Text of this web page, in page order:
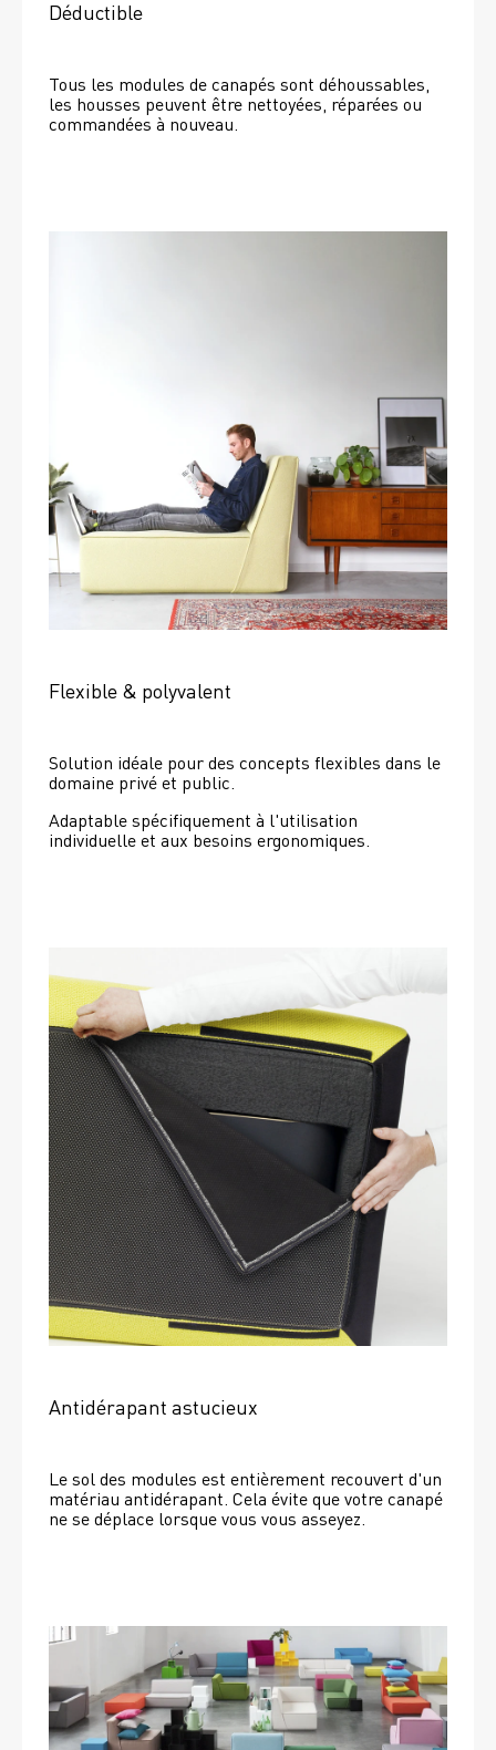
Déductible
Tous les modules de canapés sont déhoussables,
les housses peuvent être nettoyées, réparées ou
commandées à nouveau.
Flexible & polyvalent
Solution idéale pour des concepts flexibles dans le
domaine privé et public.
Adaptable spécifiquement à l'utilisation
individuelle et aux besoins ergonomiques.
Antidérapant astucieux
Le sol des modules est entièrement recouvert d'un
matériau antidérapant. Cela évite que votre canapé
ne se déplace lorsque vous vous asseyez.